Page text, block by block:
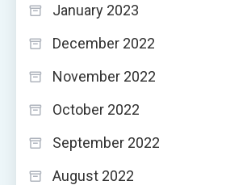
January 2023
December 2022
November 2022
October 2022
September 2022
August 2022